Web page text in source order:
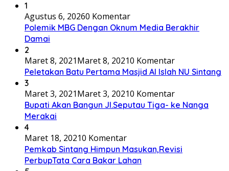
1
Agustus 6, 20260 Komentar
Polemik MBG Dengan Oknum Media Berakhir
Damai
2
Maret 8, 2021Maret 8, 20210 Komentar
Peletakan Batu Pertama Masjid Al Islah NU Sintang
3
Maret 3, 2021Maret 3, 20210 Komentar
Bupati Akan Bangun Jl.Seputau Tiga- ke Nanga
Merakai
4
Maret 18, 20210 Komentar
Pemkab Sintang Himpun Masukan,Revisi
PerbupTata Cara Bakar Lahan